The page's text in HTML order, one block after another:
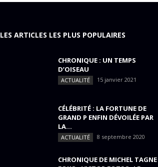
LES ARTICLES LES PLUS POPULAIRES
CHRONIQUE : UN TEMPS
D’OISEAU
ACTUALITÉ 15 janvier 2021
CÉLÉBRITÉ : LA FORTUNE DE
GRAND P ENFIN DÉVOILÉE PAR
LA...
ACTUALITÉ 8 septembre 2020
CHRONIQUE DE MICHEL TAGNE